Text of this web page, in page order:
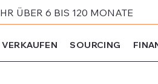
ÜBER 6 BIS 120 MONATE
VERKAUFEN SOURCING